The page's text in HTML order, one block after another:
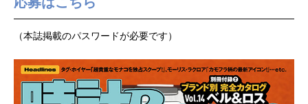
（本誌掲載のパスワードが必要です）